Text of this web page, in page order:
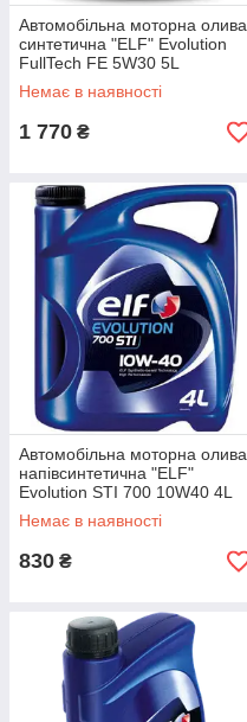
Автомобільна моторна олива
синтетична "ELF" Evolution
FullTech FE 5W30 5L
Немає в наявності
1 770 ₴
Автомобільна моторна олива
напівсинтетична "ELF"
Evolution STI 700 10W40 4L
Немає в наявності
830 ₴